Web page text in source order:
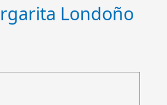
Londoño